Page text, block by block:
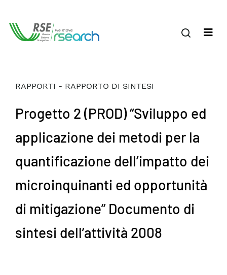
RAPPORTI - RAPPORTO DI SINTESI
Progetto 2 (PROD) “Sviluppo ed
applicazione dei metodi per la
quantificazione dell’impatto dei
microinquinanti ed opportunità
di mitigazione” Documento di
sintesi dell’attività 2008